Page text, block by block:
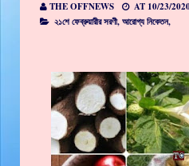
THE OFFNEWS AT 10/23/
২১শে ফেব্রুয়ারীর সরণী,আরোগ্য নিকেতন,